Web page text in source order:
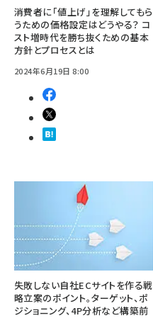
消費者に「値上げ」を理解してもら
うための価格設定はどうやる？ コ
スト増時代を勝ち抜くための基本
方針とプロセスとは
2024年6月19日 8:00
失敗しない自社ECサイトを作る戦
略立案のポイント。ターゲット、ポ
ジショニング、4P分析など構築前